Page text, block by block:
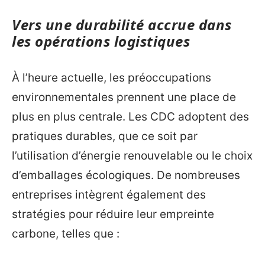
Vers une durabilité accrue dans
les opérations logistiques
À l’heure actuelle, les préoccupations
environnementales prennent une place de
plus en plus centrale. Les CDC adoptent des
pratiques durables, que ce soit par
l’utilisation d’énergie renouvelable ou le choix
d’emballages écologiques. De nombreuses
entreprises intègrent également des
stratégies pour réduire leur empreinte
carbone, telles que :